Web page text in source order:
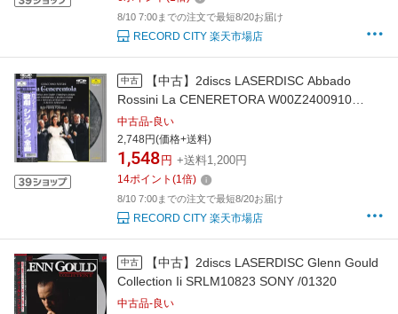
8/10 7:00までの注文で最短8/20お届け
RECORD CITY 楽天市場店
中古
【中古】2discs LASERDISC Abbado
Rossini La CENERETORA W00Z2400910
POLYDOR /01400
中古品-良い
2,748円(価格+送料)
1,548 円 +送料1,200円
14ポイント (1倍)
8/10 7:00までの注文で最短8/20お届け
RECORD CITY 楽天市場店
中古
【中古】2discs LASERDISC Glenn Gould
Collection Ii SRLM10823 SONY /01320
中古品-良い